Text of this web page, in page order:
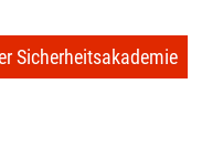
Sicherheitsakademie